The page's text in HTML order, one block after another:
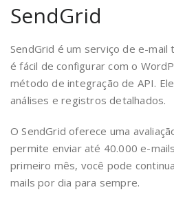
SendGrid
SendGrid é um serviço de e-mail
é fácil de configurar com o
método de integração de API.
análises e registros detalhados.
O SendGrid oferece uma
permite enviar até 40.000 e-
primeiro mês, você pode
mails por dia para sempre.